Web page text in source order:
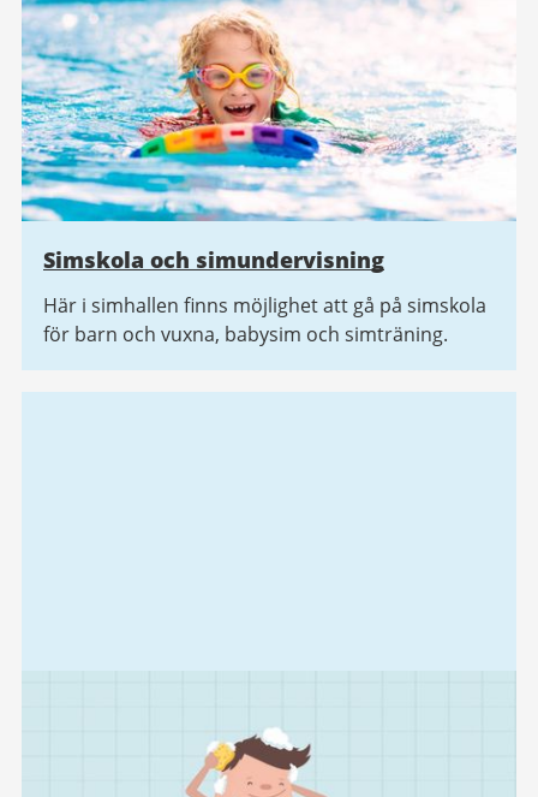
Simskola och simundervisning
Här i simhallen finns möjlighet att gå på simskola
för barn och vuxna, babysim och simträning.